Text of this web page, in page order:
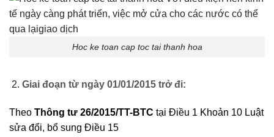
Hoc ke toan cap toc tai thanh hoa
Giai đoạn từ ngày 01/01/2015 trở đi:
Theo Thông tư 26/2015/TT-BTC tại Điều 1 Khoản 10 Luật
sửa đổi, bổ sung Điều 15